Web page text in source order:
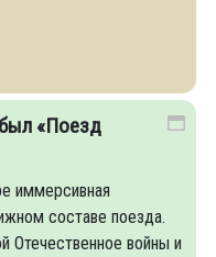
«Поезд
иммерсивная
составе поезда.
Отечественное войны и